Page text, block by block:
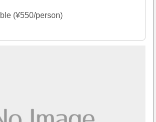
(¥550/person)